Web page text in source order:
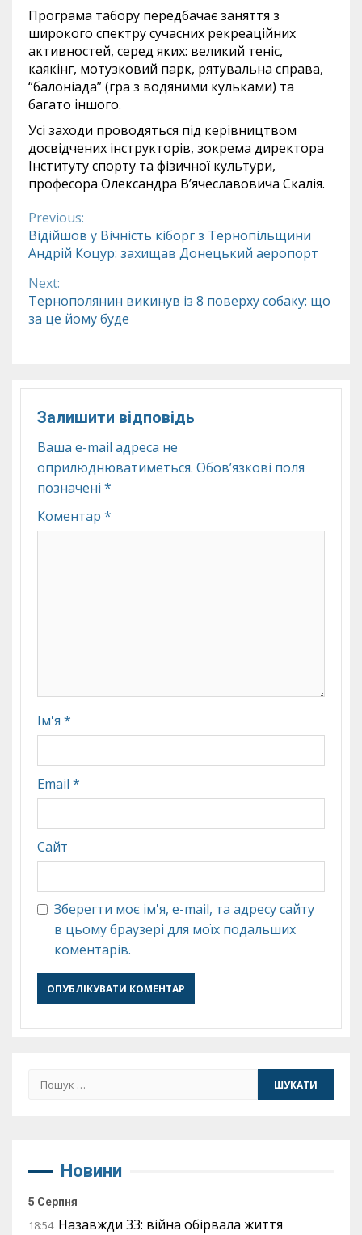
Програма табору передбачає заняття з
широкого спектру сучасних рекреаційних
активностей, серед яких: великий теніс,
каякінг, мотузковий парк, рятувальна справа,
“балоніада” (гра з водяними кульками) та
багато іншого.
Усі заходи проводяться під керівництвом
досвідчених інструкторів, зокрема директора
Інституту спорту та фізичної культури,
професора Олександра В’ячеславовича Скалія.
Continue
Reading
Previous:
Відійшов у Вічність кіборг з Тернопільщини
Андрій Коцур: захищав Донецький аеропорт
Next:
Тернополянин викинув із 8 поверху собаку: що
за це йому буде
Залишити відповідь
Ваша e-mail адреса не
оприлюднюватиметься. Обов’язкові поля
позначені *
Коментар *
Ім'я *
Email *
Сайт
Зберегти моє ім'я, e-mail, та адресу сайту
в цьому браузері для моїх подальших
коментарів.
Пошук:
Новини
5 Серпня
18:54 Назавжди 33: війна обірвала життя